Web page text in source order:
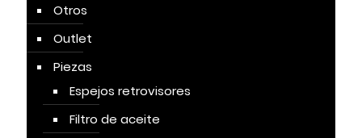
Otros
Outlet
Piezas
Espejos retrovisores
Filtro de aceite